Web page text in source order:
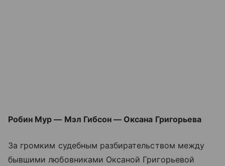
Робин Мур — Мэл Гибсон — Оксана Григорьева
За громким судебным разбирательством между
бывшими любовниками Оксаной Григорьевой